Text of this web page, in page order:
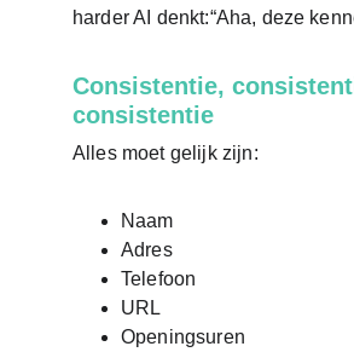
harder AI denkt:“Aha, deze
Consistentie,
consistentie
Alles moet gelijk zijn:
Naam
Adres
Telefoon
URL
Openingsuren